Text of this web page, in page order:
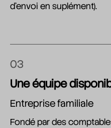
d'envoi en suplément).
03
Une équipe
Entreprise familiale
Fondé par des